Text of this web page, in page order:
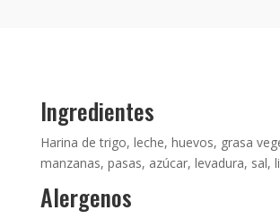
Ingredientes
Harina de trigo, leche, huevos, grasa
manzanas, pasas, azúcar, levadura, sal,
Alergenos